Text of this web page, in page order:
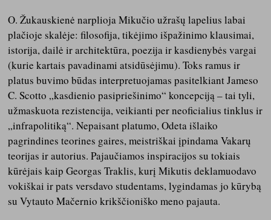
O. Žukauskienė narplioja Mikučio užrašų lapelius labai
plačioje skalėje: filosofija, tikėjimo išpažinimo klausimai,
istorija, dailė ir architektūra, poezija ir kasdienybės vargai
(kurie kartais pavadinami atsidūsėjimu). Toks ramus ir
platus buvimo būdas interpretuojamas pasitelkiant Jameso
C. Scotto „kasdienio pasipriešinimo“ koncepciją – tai tyli,
užmaskuota rezistencija, veikianti per neoficialius tinklus ir
„infrapolitiką“. Nepaisant platumo, Odeta išlaiko
pagrindines teorines gaires, meistriškai įpindama Vakarų
teorijas ir autorius. Pajaučiamos inspiracijos su tokiais
kūrėjais kaip Georgas Traklis, kurį Mikutis deklamuodavo
vokiškai ir pats versdavo studentams, lygindamas jo kūrybą
su Vytauto Mačernio krikščioniško meno pajauta.